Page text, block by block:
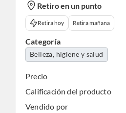
Retiro en un punto
Retira hoy Retira mañana
Categoría
Belleza, higiene y salud
Precio
Calificación del producto
Vendido por